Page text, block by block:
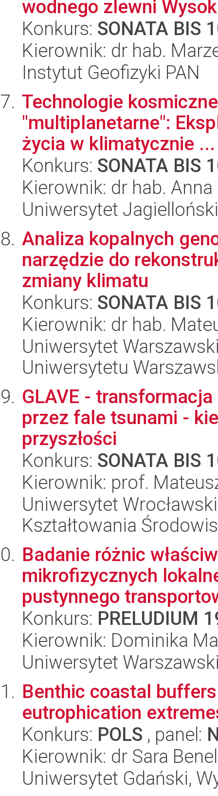
wodnego zlewni
Konkurs: SONATA BIS
Kierownik: dr hab.
Instytut Geofizyki PAN
Technologie
"multiplanetarne":
życia w klimatycznie ...
Konkurs: SONATA BIS
Kierownik: dr hab. Anna
Uniwersytet
Analiza kopalnych
narzędzie do
zmiany klimatu
Konkurs: SONATA BIS
Kierownik: dr hab.
Uniwersytet
Uniwersytetu
GLAVE -
przez fale tsunami -
przyszłości
Konkurs: SONATA BIS
Kierownik: prof.
Uniwersytet
Kształtowania
Badanie różnic
mikrofizycznych
pustynnego
Konkurs: PRELUDIUM
Kierownik: Dominika
Uniwersytet
Benthic coastal
eutrophication
Konkurs: POLS , panel:
Kierownik: dr Sara
Uniwersytet Gdański,